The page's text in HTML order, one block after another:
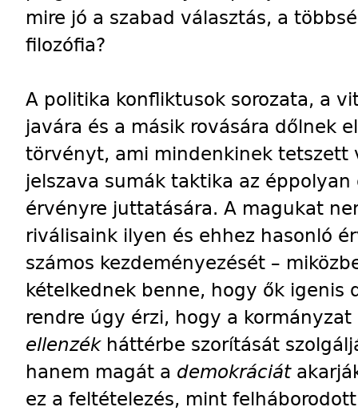
mire jó a szabad választás, a
filozófia?
A politika konfliktusok sorozata, a
javára és a másik rovására dőlnek
törvényt, ami mindenkinek tetszett
jelszava sumák taktika az
érvényre juttatására. A magukat
riválisaink ilyen és ehhez hasonló
számos kezdeményezését –
kételkednek benne, hogy ők igenis
rendre úgy érzi, hogy a
ellenzék háttérbe szorítását
hanem magát a demokráciát
ez a feltételezés, mint